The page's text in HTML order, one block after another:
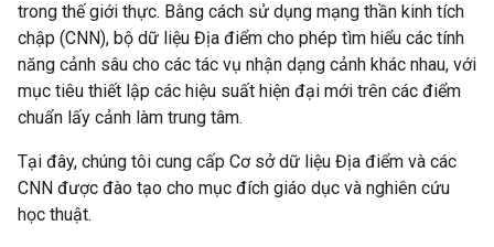
trong thế giới thực. Bằng cách sử dụng mạng thần kinh tích
chập (CNN), bộ dữ liệu Địa điểm cho phép tìm hiểu các tính
năng cảnh sâu cho các tác vụ nhận dạng cảnh khác nhau, với
mục tiêu thiết lập các hiệu suất hiện đại mới trên các điểm
chuẩn lấy cảnh làm trung tâm.
Tại đây, chúng tôi cung cấp Cơ sở dữ liệu Địa điểm và các
CNN được đào tạo cho mục đích giáo dục và nghiên cứu
học thuật.